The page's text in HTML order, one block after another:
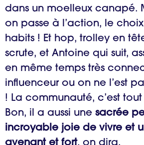
dans un moelleux canapé.
on passe à l’action, le
habits ! Et hop, trolley en
scrute, et Antoine qui suit,
en même temps très
influenceur ou on ne l’est
! La communauté, c’est
Bon, il a aussi une sacrée
incroyable joie de vivre et